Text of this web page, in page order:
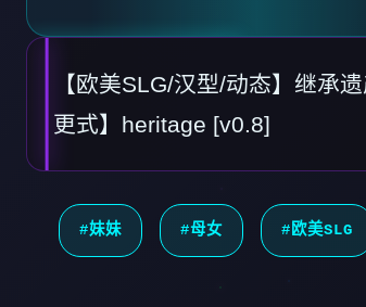
【欧美SLG/汉型/动态】继承
更式】heritage [v0.8]
#妹妹 #母女 #欧美SLG